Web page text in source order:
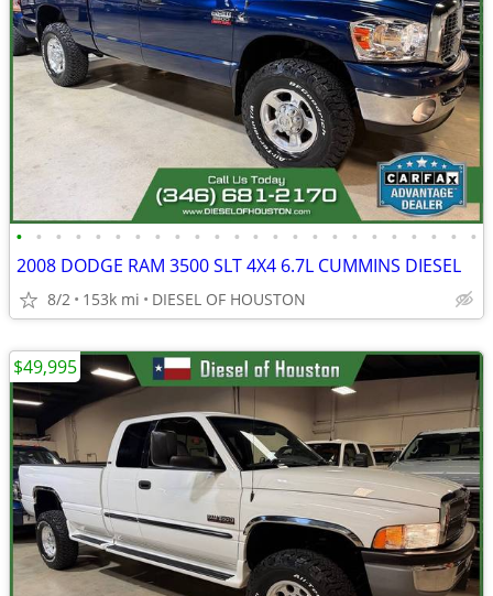
• • • • • • • • • • • • • • • • • • • • • • • •
2008 DODGE RAM 3500 SLT 4X4 6.7L CUMMINS DIESEL
8/2 153k mi DIESEL OF HOUSTON
$49,995